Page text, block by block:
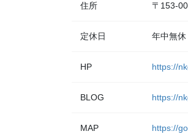
住所 〒153-
定休日 年中無休
HP https://
BLOG https://
MAP https://